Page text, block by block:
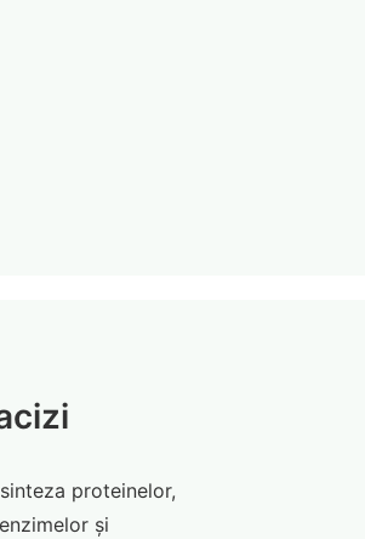
proteinelor,
și